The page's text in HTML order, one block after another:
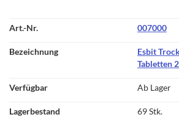
007000
Esbit
Tabletten
Ab Lager
69 Stk.